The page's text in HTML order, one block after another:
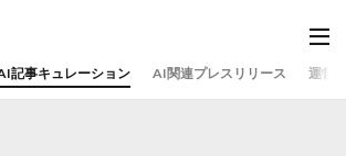
記事キュレーション AI関連プレスリリース 運営